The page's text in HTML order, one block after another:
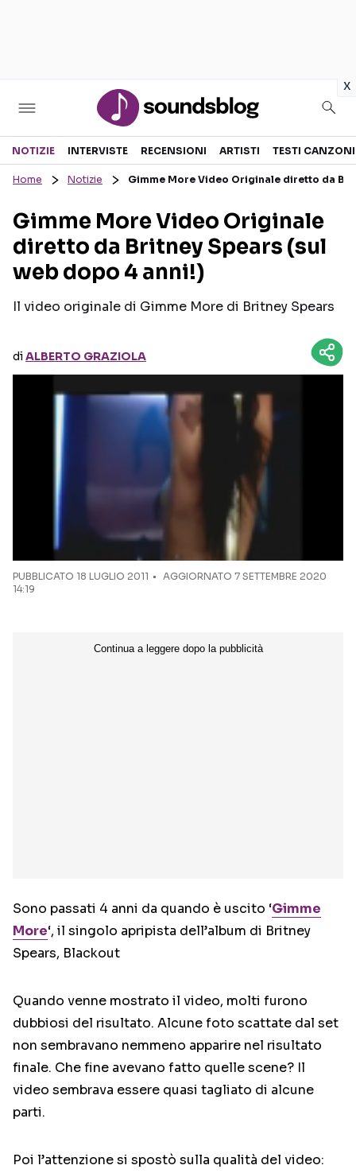
x
Sezioni
RECENSIONI MUSICALI
INTERVISTE
GOSSIP E CURIOSITÀ
TESTI CANZONI
TOUR ED EVENTI
TALENT SHOW
Seguici sui social
NOTIZIE INTERVISTE RECENSIONI ARTISTI TESTI CANZONI
Home Notizie Gimme More Video Originale diretto da
Gimme More Video Originale
diretto da Britney Spears (sul
web dopo 4 anni!)
Il video originale di Gimme More di Britney Spears
diALBERTO GRAZIOLA
PUBBLICATO 18 LUGLIO 2011
AGGIORNATO 7 SETTEMBRE 2020
14:19
Sono passati 4 anni da quando è uscito ‘Gimme
More‘, il singolo apripista dell’album di Britney
Spears, Blackout
Quando venne mostrato il video, molti furono
dubbiosi del risultato. Alcune foto scattate dal set
non sembravano nemmeno apparire nel risultato
finale. Che fine avevano fatto quelle scene? Il
video sembrava essere quasi tagliato di alcune
parti.
Poi l’attenzione si spostò sulla qualità del video: